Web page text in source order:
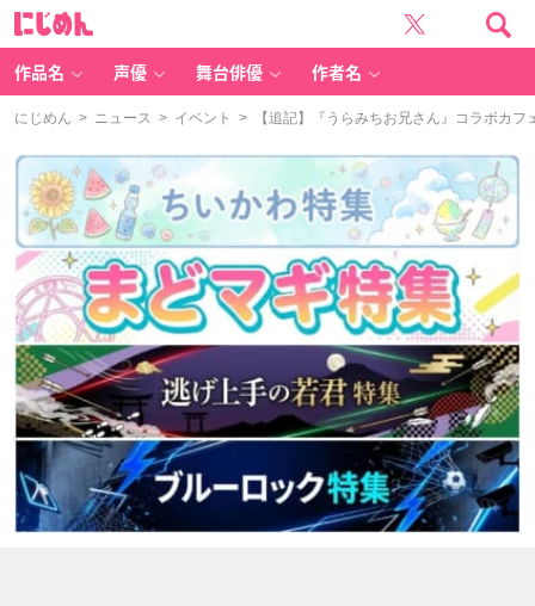
作品名 声優 舞台俳優 作者名
にじめん > ニュース > イベント > 【追記】『うらみちお兄さん』コラボカフ